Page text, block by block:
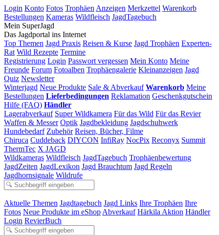
Login Konto Fotos Trophäen Anzeigen Merkzettel Warenkorb
Bestellungen Kameras Wildfleisch JagdTagebuch
Mein SuperJagd
Das Jagdportal ins Internet
Top Themen Jagd Praxis Reisen & Kurse Jagd Trophäen Experten-
Rat Wild Rezepte Termine
Registrierung Login Passwort vergessen Mein Konto Meine
Freunde Forum Fotoalben Trophäengalerie Kleinanzeigen Jagd
Quiz Newsletter
Winterjagd Neue Produkte Sale & Abverkauf Warenkorb Meine
Bestellungen Lieferbedingungen Reklamation Geschenkgutschein
Hilfe (FAQ) Händler
Lagerabverkauf Super Wildkamera Für das Wild Für das Revier
Waffen & Messer Optik Jagdbekleidung Jagdschuhwerk
Hundebedarf Zubehör Reisen, Bücher, Filme
Chiruca Cuddeback DIYCON InfiRay NocPix Reconyx Summit
ThermTec X JAGD
Wildkameras Wildfleisch JagdTagebuch Trophäenbewertung
JagdZeiten JagdLexikon Jagd Brauchtum Jagd Regeln
Jagdhornsignale Wildrufe
Aktuelle Themen Jagdtagebuch Jagd Links Ihre Trophäen Ihre
Fotos Neue Produkte im eShop Abverkauf Härkila Aktion Händler
Login RevierBuch